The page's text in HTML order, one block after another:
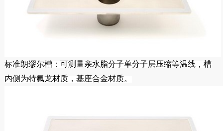
标准朗缪尔槽：可测量亲水脂分子单分子层压缩等温线，槽
内侧为特氟龙材质，基座合金材质。